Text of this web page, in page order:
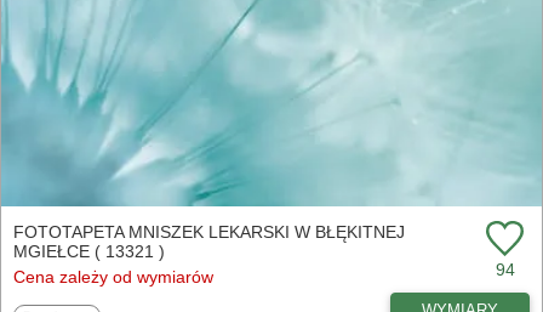
FOTOTAPETA MNISZEK LEKARSKI W BŁĘKITNEJ
MGIEŁCE ( 13321 )
Cena zależy od wymiarów
94